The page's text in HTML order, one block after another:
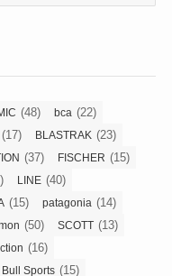
(48) bca (22)
(17) BLASTRAK (23)
(37) FISCHER (15)
LINE (40)
(15) patagonia (14)
(50) SCOTT (13)
(16)
Sports (15)